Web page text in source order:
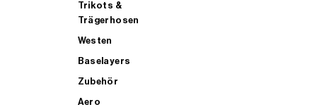
Trikots &
Trägerhosen
Westen
Baselayers
Zubehör
Aero